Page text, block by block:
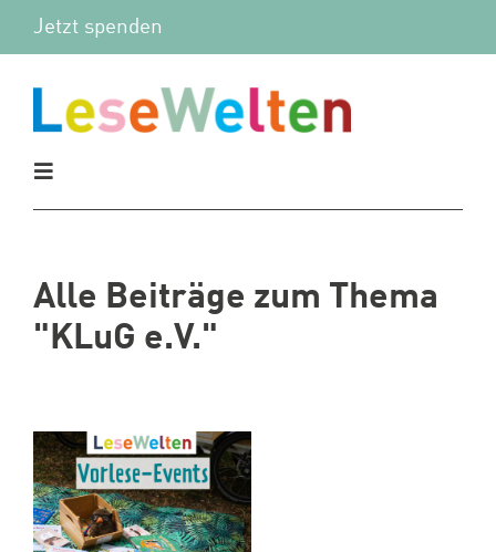
Zum
Jetzt spenden
Toggle
Vor Ort
Wir
Spenden
Alle Beiträge zum Thema
"KLuG e.V."